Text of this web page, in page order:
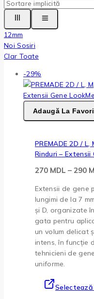
12mm
Noi Sosiri
Clar Toate
-29%
la
vanzare
Adaugă La
PREMADE 2D /
Rinduri – Extensii
270 MDL – 290
Extensii de gene
lungimi de la 7
și D, organizate
gata pentru
un volum delicat
intens, în funcție
tehnicieni de
uniforme.